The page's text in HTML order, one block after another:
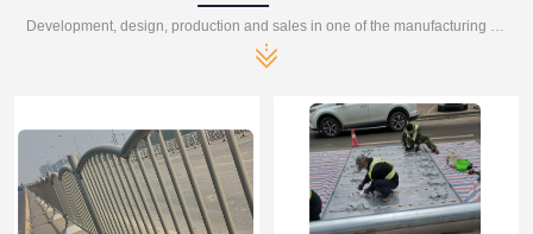
Development, design, production and sales in one of the manufacturing enterprises